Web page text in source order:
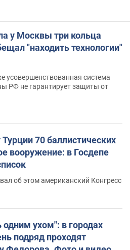
у Москвы три кольца
"находить технологии"
усовершенствованная система
РФ не гарантирует защиты от
70 баллистических
вооружение: в Госдепе
об этом американский Конгресс
ухом": в городах
подряд проходят